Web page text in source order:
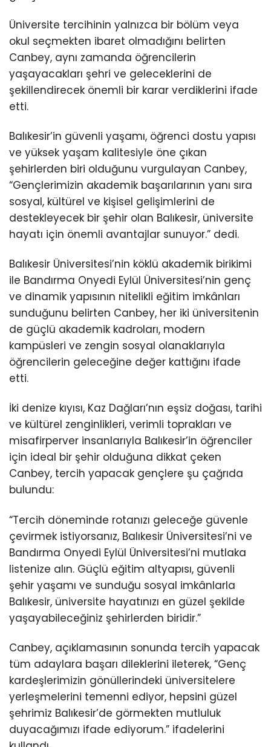
Üniversite tercihinin yalnızca bir bölüm veya
okul seçmekten ibaret olmadığını belirten
Canbey, aynı zamanda öğrencilerin
yaşayacakları şehri ve geleceklerini de
şekillendirecek önemli bir karar verdiklerini ifade
etti.
Balıkesir’in güvenli yaşamı, öğrenci dostu yapısı
ve yüksek yaşam kalitesiyle öne çıkan
şehirlerden biri olduğunu vurgulayan Canbey,
“Gençlerimizin akademik başarılarının yanı sıra
sosyal, kültürel ve kişisel gelişimlerini de
destekleyecek bir şehir olan Balıkesir, üniversite
hayatı için önemli avantajlar sunuyor.” dedi.
Balıkesir Üniversitesi’nin köklü akademik birikimi
ile Bandırma Onyedi Eylül Üniversitesi’nin genç
ve dinamik yapısının nitelikli eğitim imkânları
sunduğunu belirten Canbey, her iki üniversitenin
de güçlü akademik kadroları, modern
kampüsleri ve zengin sosyal olanaklarıyla
öğrencilerin geleceğine değer kattığını ifade
etti.
İki denize kıyısı, Kaz Dağları’nın eşsiz doğası, tarihi
ve kültürel zenginlikleri, verimli toprakları ve
misafirperver insanlarıyla Balıkesir’in öğrenciler
için ideal bir şehir olduğuna dikkat çeken
Canbey, tercih yapacak gençlere şu çağrıda
bulundu:
“Tercih döneminde rotanızı geleceğe güvenle
çevirmek istiyorsanız, Balıkesir Üniversitesi’ni ve
Bandırma Onyedi Eylül Üniversitesi’ni mutlaka
listenize alın. Güçlü eğitim altyapısı, güvenli
şehir yaşamı ve sunduğu sosyal imkânlarla
Balıkesir, üniversite hayatınızı en güzel şekilde
yaşayabileceğiniz şehirlerden biridir.”
Canbey, açıklamasının sonunda tercih yapacak
tüm adaylara başarı dileklerini ileterek, “Genç
kardeşlerimizin gönüllerindeki üniversitelere
yerleşmelerini temenni ediyor, hepsini güzel
şehrimiz Balıkesir’de görmekten mutluluk
duyacağımızı ifade ediyorum.” ifadelerini